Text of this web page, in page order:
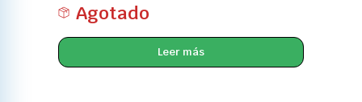
Agotado
Leer más